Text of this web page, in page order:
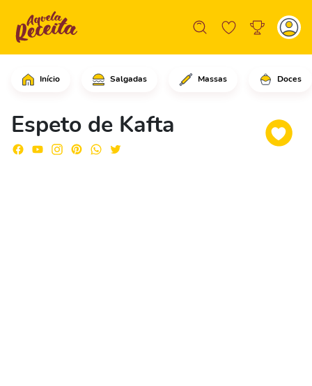
Início Salgadas Massas Doces
Espeto de Kafta
Comece ralando as cebolas médias